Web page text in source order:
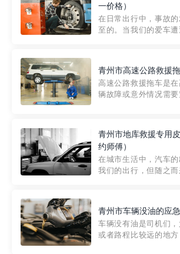
一价格）
在日常出行中，事故
至的。当我们的爱车遭
细解析一下市区事故
准，以及在选用拖车服
青州市高速公路救援
高速公路救援拖车是
辆故障或意外情况需要
路救援拖车的收费标准
部门制定的。起步价通...
青州市地库救援专用
约师傅）
在城市生活中，汽车
我们的出行，但随之而
紧急情况下，我们需要
援方式。而这时，地库
青州市车辆没油的应
车辆没有油是司机们
或者路程比较远的地方